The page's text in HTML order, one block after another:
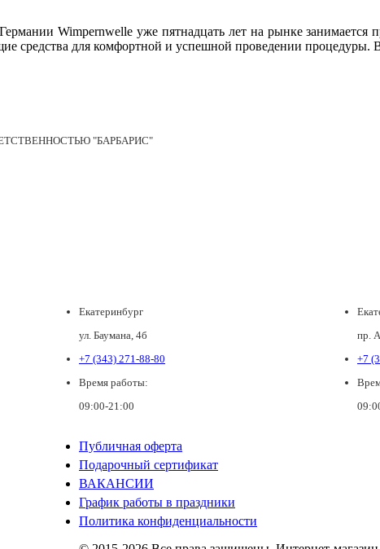
Wimpernwelle уже пятнадцать лет на рынке
средства для комфортной и успешной проведении процедуры.
"БАРБАРИС"
Екатеринбург
ул. Баумана, 4б
+7 (343) 271-88-80
Время работы:
09:00-21:00
пр.
+7
Публичная оферта
Подарочный сертификат
ВАКАНСИИ
График работы в праздники
Политика конфиденциальности